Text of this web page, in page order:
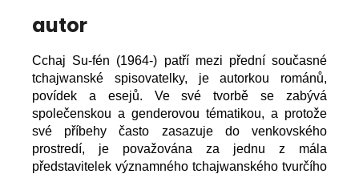
autor
Cchaj Su-fén (1964-) patří mezi přední současné
tchajwanské spisovatelky, je autorkou románů,
povídek a esejů. Ve své tvorbě se zabývá
společenskou a genderovou tématikou, a protože
své příbehy často zasazuje do venkovského
prostredí, je považována za jednu z mála
představitelek významného tchajwanského tvurčího